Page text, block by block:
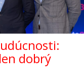
dobrý